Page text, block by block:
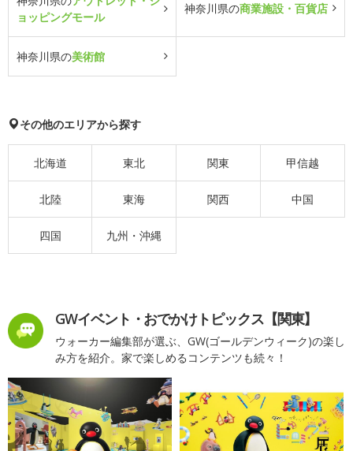
ョッピングモール
神奈川県の商業施設・百貨店
神奈川県の美術館
その他のエリアから探す
北海道 東北 関東 甲信越
北陸 東海 関西 中国
四国 九州・沖縄
GWイベント・おでかけトピックス【関東】
ウォーカー編集部が選ぶ、GW(ゴールデンウィーク)の楽し
み方を紹介。家で楽しめるコンテンツも続々！